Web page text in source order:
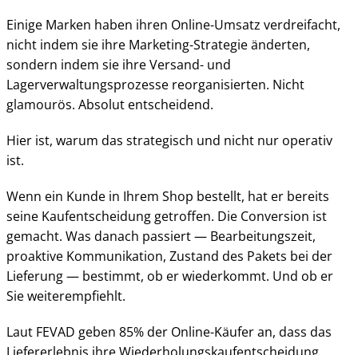
Einige Marken haben ihren Online-Umsatz verdreifacht,
nicht indem sie ihre Marketing-Strategie änderten,
sondern indem sie ihre Versand- und
Lagerverwaltungsprozesse reorganisierten. Nicht
glamourös. Absolut entscheidend.
Hier ist, warum das strategisch und nicht nur operativ
ist.
Wenn ein Kunde in Ihrem Shop bestellt, hat er bereits
seine Kaufentscheidung getroffen. Die Conversion ist
gemacht. Was danach passiert — Bearbeitungszeit,
proaktive Kommunikation, Zustand des Pakets bei der
Lieferung — bestimmt, ob er wiederkommt. Und ob er
Sie weiterempfiehlt.
Laut FEVAD geben 85% der Online-Käufer an, dass das